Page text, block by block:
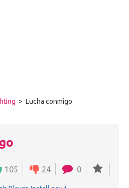
> Lucha conmigo
105 24 0